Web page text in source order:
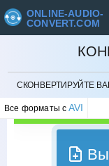
ONLINE-AUDIO-
CONVERT.COM
СКОНВЕРТИРУЙТЕ
Все форматы сAVI